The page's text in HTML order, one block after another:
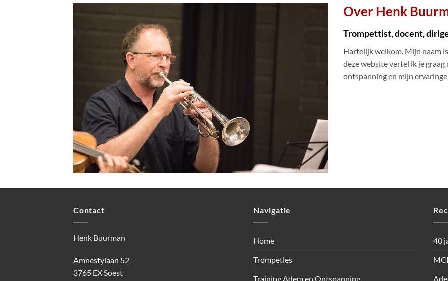
Over Henk
Trompettist, docent,
Hartelijk welkom. Mijn naam
deze website vertel ik je
ontspanning en mijn
Contact
Henk Buurman
Amnestylaan 52
3765 EX Soest
Navigatie
Home
Trompetles
Training Adem en Ontspanning
40